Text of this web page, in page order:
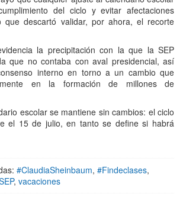
del ciclo y evitar afectaciones
que descartó validar, por ahora, el recorte
la precipitación con la que la SEP
que no contaba con aval presidencial, así
interno en torno a un cambio que
en la formación de millones de
escolar se mantiene sin cambios: el ciclo
el 15 de julio, en tanto se define si habrá
#ClaudiaSheinbaum, #Findeclases,
, vacaciones